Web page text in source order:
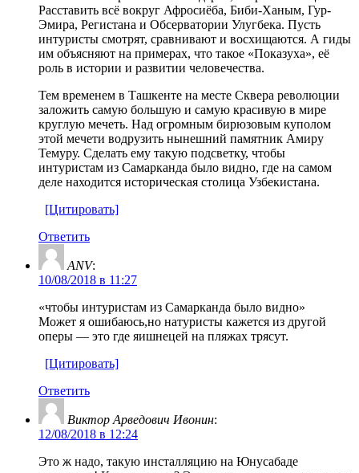
Расставить всё вокруг Афросиёба, Биби-Ханым, Гур-
Эмира, Регистана и Обсерватории Улугбека. Пусть
интуристы смотрят, сравнивают и восхищаются. А гиды
им объясняют на примерах, что такое «Показуха», её
роль в истории и развитии человечества.
Тем временем в Ташкенте на месте Сквера революции
заложить самую большую и самую красивую в мире
круглую мечеть. Над огромным бирюзовым куполом
этой мечети водрузить нынешний памятник Амиру
Темуру. Сделать ему такую подсветку, чтобы
интуристам из Самарканда было видно, где на самом
деле находится историческая столица Узбекистана.
[Цитировать]
Ответить
ANV:
10/08/2018 в 11:27
«чтобы интуристам из Самарканда было видно»
Может я ошибаюсь,но натуристы кажется из другой
оперы — это где яишнецей на пляжах трясут.
[Цитировать]
Ответить
Виктор Арведович Ивонин:
12/08/2018 в 12:24
Это ж надо, такую инсталляцию на Юнусабаде